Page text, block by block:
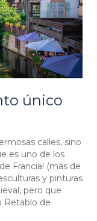
único
calles, sino
es uno de los
Francia! (más de
y pinturas
pero que
Retablo de